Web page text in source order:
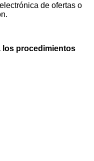
de ofertas o
los procedimientos